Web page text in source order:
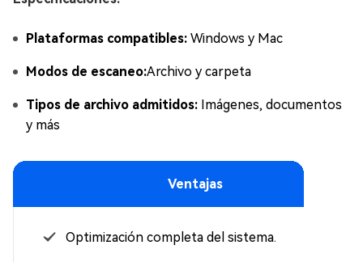
Plataformas compatibles: Windows y Mac
Modos de escaneo:Archivo y carpeta
Tipos de archivo admitidos: Imágenes, documentos
y más
Ventajas
Optimización completa del sistema.